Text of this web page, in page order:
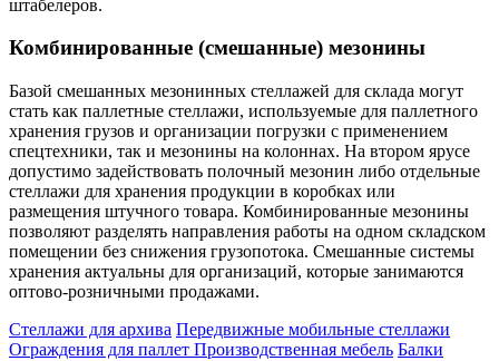
штабелеров.
Комбинированные (смешанные) мезонины
Базой смешанных мезонинных стеллажей для склада могут
стать как паллетные стеллажи, используемые для паллетного
хранения грузов и организации погрузки с применением
спецтехники, так и мезонины на колоннах. На втором ярусе
допустимо задействовать полочный мезонин либо отдельные
стеллажи для хранения продукции в коробках или
размещения штучного товара. Комбинированные мезонины
позволяют разделять направления работы на одном складском
помещении без снижения грузопотока. Смешанные системы
хранения актуальны для организаций, которые занимаются
оптово-розничными продажами.
Стеллажи для архива Передвижные мобильные стеллажи
Ограждения для паллет Производственная мебель Балки